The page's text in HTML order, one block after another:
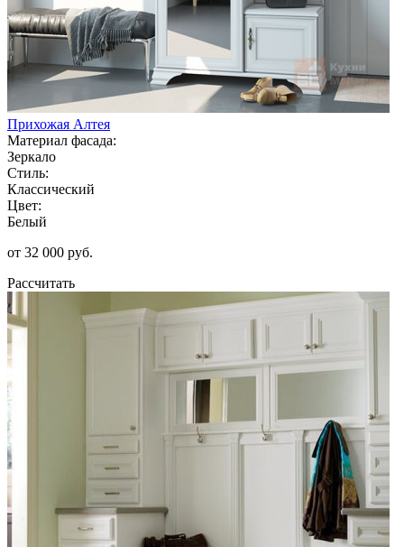
Прихожая Алтея
Материал фасада:
Зеркало
Стиль:
Классический
Цвет:
Белый
от 32 000 руб.
Рассчитать